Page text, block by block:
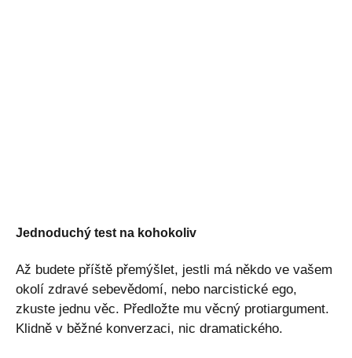
Jednoduchý test na kohokoliv
Až budete příště přemýšlet, jestli má někdo ve vašem
okolí zdravé sebevědomí, nebo narcistické ego,
zkuste jednu věc. Předložte mu věcný protiargument.
Klidně v běžné konverzaci, nic dramatického.